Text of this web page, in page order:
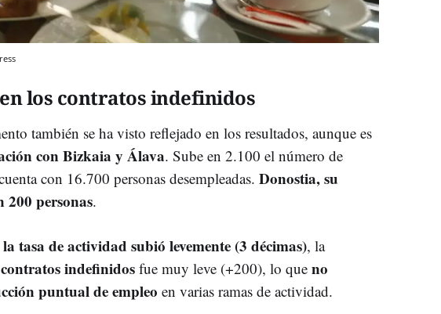
los contratos indefinidos
también se ha visto reflejado en los resultados, aunque es
con Bizkaia y Álava. Sube en 2.100 el número de
con 16.700 personas desempleadas. Donostia, su
200 personas.
la tasa de actividad subió levemente (3 décimas), la
indefinidos fue muy leve (+200), lo que no
puntual de empleo en varias ramas de actividad.